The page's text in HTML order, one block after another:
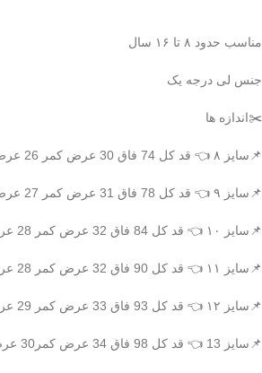
مناسب حدود ۸ تا ۱۶ سال
جنس لی درجه یک
✂️اندازه ها
📌سایز ۸ 👈 قد کل 74 فاق 30 عرض کمر 26 عرض ران 25
📌سایز ۹ 👈 قد کل 78 فاق 31 عرض کمر 27 عرض ران 26
📌سایز ۱۰ 👈 قد کل 84 فاق 32 عرض کمر 28 عرض ران 27
📌سایز ۱۱ 👈 قد کل 90 فاق 32 عرض کمر 28 عرض ران 28
📌سایز ۱۲ 👈 قد کل 93 فاق 33 عرض کمر 29 عرض ران 29
📌سایز 13 👈 قد کل 98 فاق 34 عرض کمر30 عرض ران 30